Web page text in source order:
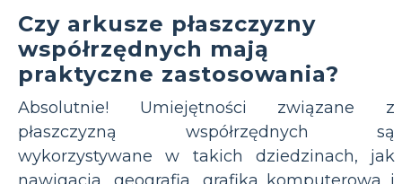
Czy arkusze płaszczyzny
współrzędnych mają
praktyczne zastosowania?
Absolutnie! Umiejętności związane z
płaszczyzną współrzędnych są
wykorzystywane w takich dziedzinach, jak